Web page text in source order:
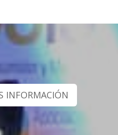
INFORMACIÓN